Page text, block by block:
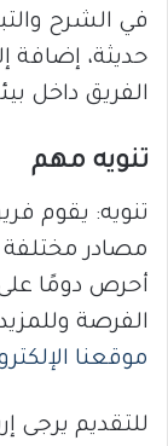
في الشرح
حديثة، إضافة
الفريق داخل
تنويه مهم
تنويه: يقوم
مصادر مختلفة
أحرص دومًا
الفرصة
موقعنا
للتقديم يرجى